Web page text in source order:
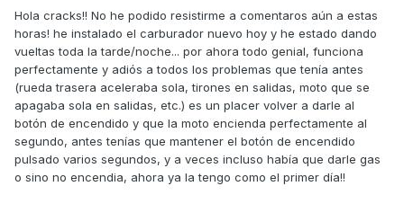
spm=a219c.search0104.3.23.64c265d4OJJuRR&ws_ab_test=
searchweb0_0,searchweb201602_5_10065_10068_10547_319_
10891_5735015_10548_317_5734915_10696_10924_453_10084_
454_10083_10927_10618_10920_10921_10922_10307_10820_103
01_10821_10303_537_536_10059_10884_10887_100031_5735215
_321_322_10103_5727015_5735115_5727515,searchweb20160
3_51,ppcSwitch_0&algo_expid=6c461e01-173a-4115-a8ca-
69cf460bd20d-3&algo_pvid=6c461e01-173a-4115-a8ca-
69cf460bd20d
Hola cracks!! No he podido resistirme a comentaros aún a estas
horas! he instalado el carburador nuevo hoy y he estado dando
vueltas toda la tarde/noche... por ahora todo genial, funciona
perfectamente y adiós a todos los problemas que tenía antes
(rueda trasera aceleraba sola, tirones en salidas, moto que se
apagaba sola en salidas, etc.) es un placer volver a darle al
botón de encendido y que la moto encienda perfectamente al
segundo, antes tenías que mantener el botón de encendido
pulsado varios segundos, y a veces incluso había que darle gas
o sino no encendia, ahora ya la tengo como el primer día!!